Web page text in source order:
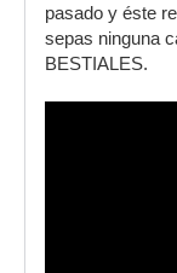
pasado y éste
sepas ninguna
BESTIALES.